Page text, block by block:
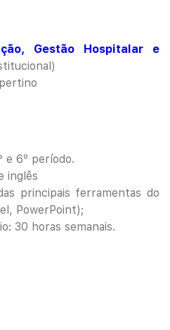
Gestão Hospitalar e
e 6º período.
inglês
principais ferramentas do
PowerPoint);
30 horas semanais.